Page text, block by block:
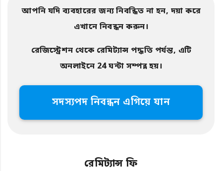
আপনি যদি ব্যবহারের জন্য নিবন্ধিত না হন, দয়া করে
এখানে নিবন্ধন করুন।
রেজিস্ট্রেশন থেকে রেমিট্যান্স পদ্ধতি পর্যন্ত, এটি
অনলাইনে 24 ঘন্টা সম্পন্ন হয়।
সদস্যপদ নিবন্ধন এগিয়ে যান
রেমিট্যান্স ফি